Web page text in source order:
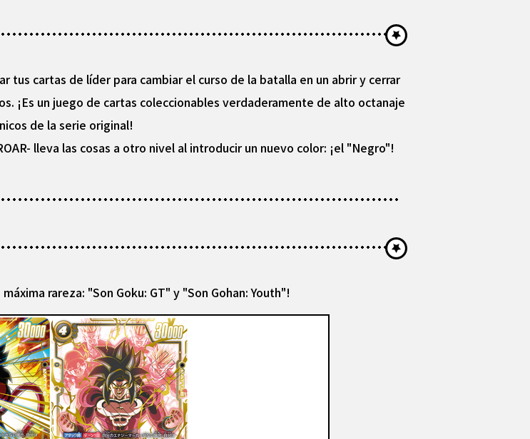
cartas de líder para cambiar el curso de la batalla en un abrir y cerrar
¡Es un juego de cartas coleccionables verdaderamente de alto octanaje
de la serie original!
lleva las cosas a otro nivel al introducir un nuevo color: ¡el "Negro"!
rareza: "Son Goku: GT" y "Son Gohan: Youth"!